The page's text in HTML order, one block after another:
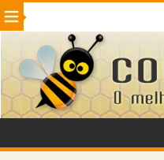
Beleza Cinema e TV
Internet Jogos NotÃ­cias
VeÃ­culos Adulto